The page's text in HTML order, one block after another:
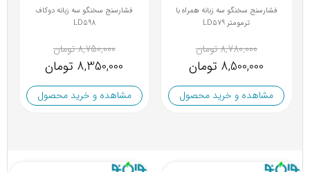
فشارسنج سخنگو سه زبانه همراه با
ترمومتر LD579
8,780,000 تومان
8,500,000 تومان
مشاهده و خرید محصول
فشارسنج دیجیتال زنیت مد 578
6,500,000 تومان
6,000,000 تومان
مشاهده و خرید محصول